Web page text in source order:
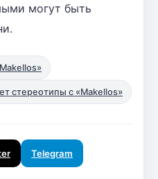
могут быть
стереотипы с «Makellos»
Telegram